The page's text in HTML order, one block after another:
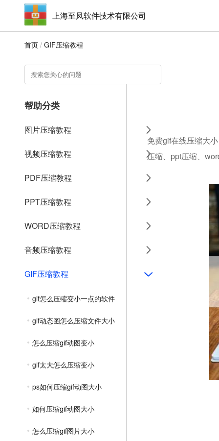
上海至凤软件技术有限公司
首页 / GIF压缩教程
帮助分类
图片压缩教程
视频压缩教程
PDF压缩教程
PPT压缩教程
WORD压缩教程
音频压缩教程
GIF压缩教程
gif怎么压缩变小一点的软件
gif动态图怎么压缩文件大小
怎么压缩gif动图变小
gif太大怎么压缩变小
ps如何压缩gif动图大小
如何压缩gif动图大小
怎么压缩gif图片大小
免费gif在线压缩大
压缩、ppt压缩、